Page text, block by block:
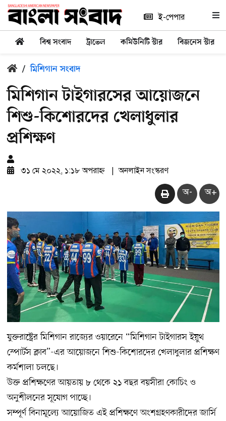
ই-পেপার
বিশ্ব সংবাদ ট্রাভেল কমিউনিটি স্টার বিজনেস স্টার
/ মিশিগান সংবাদ
মিশিগান টাইগারসের আয়োজনে
শিশু-কিশোরদের খেলাধুলার
প্রশিক্ষণ
৩১ মে ২০২২, ১:১৮ অপরাহ্ন অনলাইন সংস্করণ
অ- অ+
যুক্তরাষ্ট্রের মিশিগান রাজ্যের ওয়ারেনে “মিশিগান টাইগারস ইয়ুথ
স্পোর্টস ক্লাব”-এর আয়োজনে শিশু-কিশোরদের খেলাধুলার প্রশিক্ষণ
কর্মশালা চলছে।
উক্ত প্রশিক্ষণের আয়তায় ৮ থেকে ২১ বছর বয়সীরা কোচিং ও
অনুশীলনের সূযোগ পাচ্ছে।
সম্পূর্ণ বিনামূল্যে আয়োজিত এই প্রশিক্ষণে অংশগ্রহণকারীদের জার্সি